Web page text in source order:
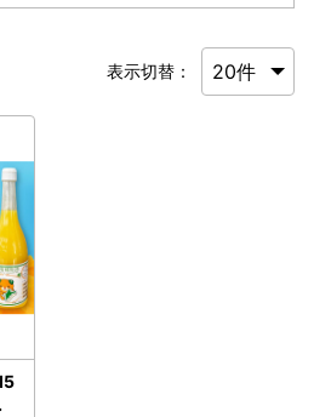
表示切替：